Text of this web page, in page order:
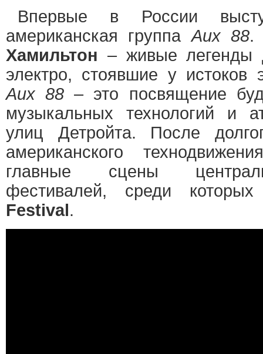
Впервые в России
американская группаAux 88
Хамильтон – живые легенды
электро, стоявшие у истоков
Aux 88 – это посвящение
музыкальных технологий и
улиц Детройта. После
американского
главные сцены
фестивалей, среди
Festival.